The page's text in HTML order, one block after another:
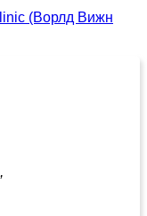
(Ворлд Вижн